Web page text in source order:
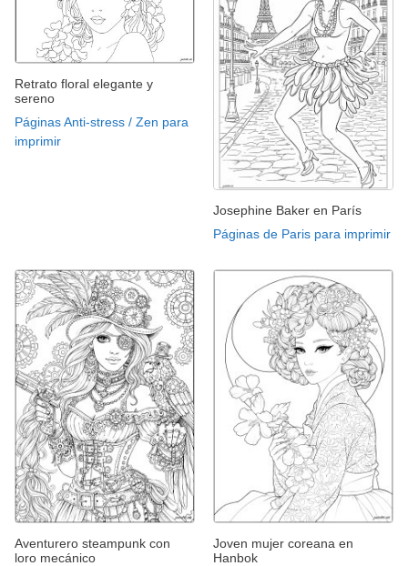
Retrato floral elegante y
sereno
Páginas Anti-stress / Zen para
imprimir
Josephine Baker en París
Páginas de Paris para imprimir
Aventurero steampunk con
loro mecánico
Joven mujer coreana en
Hanbok